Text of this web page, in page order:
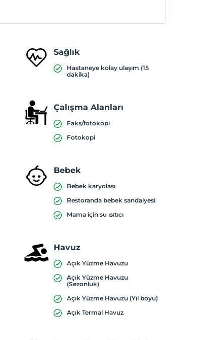
Sağlık
Hastaneye kolay ulaşım (15
dakika)
Çalışma Alanları
Faks/fotokopi
Fotokopi
Bebek
Bebek karyolası
Restoranda bebek sandalyesi
Mama için su ısıtıcı
Havuz
Açık Yüzme Havuzu
Açık Yüzme Havuzu
(Sezonluk)
Açık Yüzme Havuzu (Yıl boyu)
Açık Termal Havuz